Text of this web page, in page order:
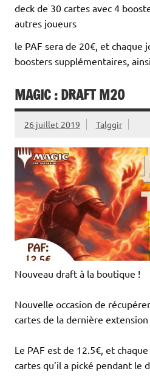
deck de 30 cartes avec 4
autres joueurs
le PAF sera de 20€, et chaque
boosters supplémentaires,
MAGIC : DRAFT M20
26 juillet 2019 Talggir
Nouveau draft à la boutique !
Nouvelle occasion de
cartes de la dernière extension
Le PAF est de 12.5€, et
cartes qu’il a pické pendant le